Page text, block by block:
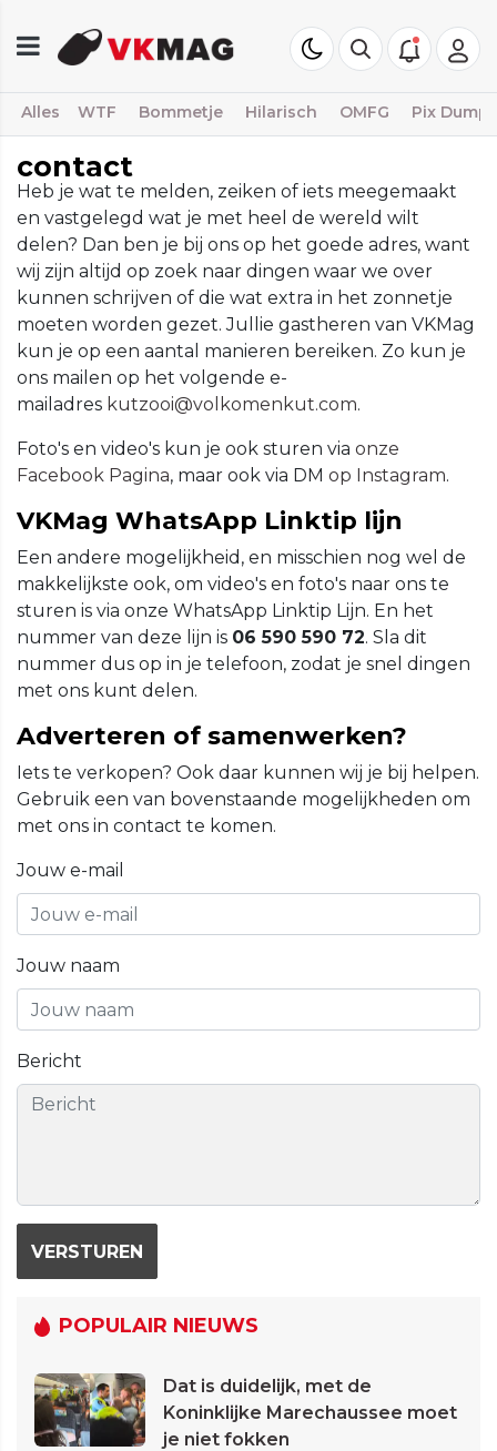
Alles WTF Bommetje Hilarisch OMFG Pix Dump
contact
Heb je wat te melden, zeiken of iets meegemaakt
en vastgelegd wat je met heel de wereld wilt
delen? Dan ben je bij ons op het goede adres, want
wij zijn altijd op zoek naar dingen waar we over
kunnen schrijven of die wat extra in het zonnetje
moeten worden gezet. Jullie gastheren van VKMag
kun je op een aantal manieren bereiken. Zo kun je
ons mailen op het volgende e-
mailadres kutzooi@volkomenkut.com.
Foto's en video's kun je ook sturen via onze
Facebook Pagina, maar ook via DM op Instagram.
VKMag WhatsApp Linktip lijn
Een andere mogelijkheid, en misschien nog wel de
makkelijkste ook, om video's en foto's naar ons te
sturen is via onze WhatsApp Linktip Lijn. En het
nummer van deze lijn is 06 590 590 72. Sla dit
nummer dus op in je telefoon, zodat je snel dingen
met ons kunt delen.
Adverteren of samenwerken?
Iets te verkopen? Ook daar kunnen wij je bij helpen.
Gebruik een van bovenstaande mogelijkheden om
met ons in contact te komen.
Jouw e-mail
Jouw naam
Bericht
VERSTUREN
POPULAIR NIEUWS
Dat is duidelijk, met de
Koninklijke Marechaussee moet
je niet fokken